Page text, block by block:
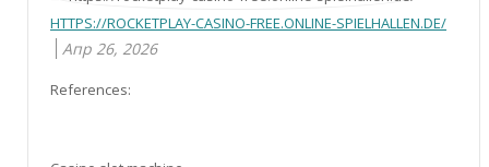
HTTPS://ROCKETPLAY-CASINO-FREE.ONLINE-SPIELHALLEN.DE/
Апр 26, 2026
References: